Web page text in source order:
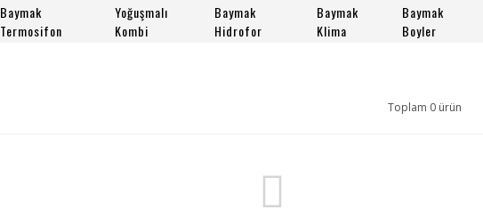
Baymak
Termosifon
Yoğuşmalı
Kombi
Baymak
Hidrofor
Baymak
Klima
Baymak
Boyler
Toplam 0 ürün